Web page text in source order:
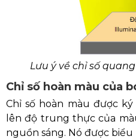
Lưu ý về chỉ số
Chỉ số hoàn màu của
Chỉ số hoàn màu được
lên độ trung thực của
nguồn sáng. Nó được